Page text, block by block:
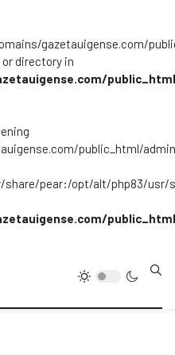
gazetauigense.com/
directory in
public_html/
share/pear:/opt/alt/php83/